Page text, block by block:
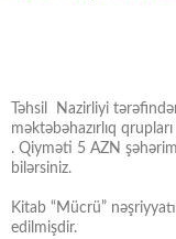
Təhsil Nazirliyi
məktəbəhazırlıq
. Qiyməti 5 AZN
bilərsiniz.
Kitab “Mücrü”
edilmişdir.